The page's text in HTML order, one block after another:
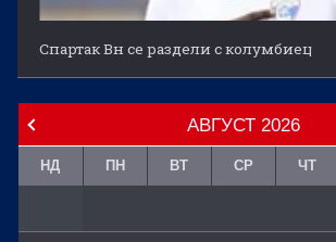
Спартак Вн се раздели с колумбиец
АВГУСТ 2026
НД ПН ВТ СР ЧТ